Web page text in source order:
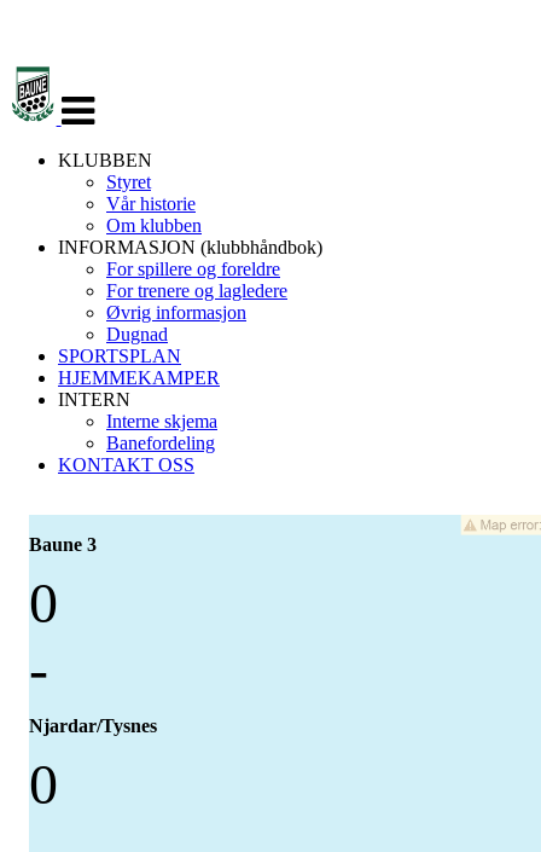
navigasjon
KLUBBEN
Styret
Vår historie
Om klubben
INFORMASJON (klubbhåndbok)
For spillere og foreldre
For trenere og lagledere
Øvrig informasjon
Dugnad
SPORTSPLAN
HJEMMEKAMPER
INTERN
Interne skjema
Banefordeling
KONTAKT OSS
Baune 3
0
-
Njardar/Tysnes
0